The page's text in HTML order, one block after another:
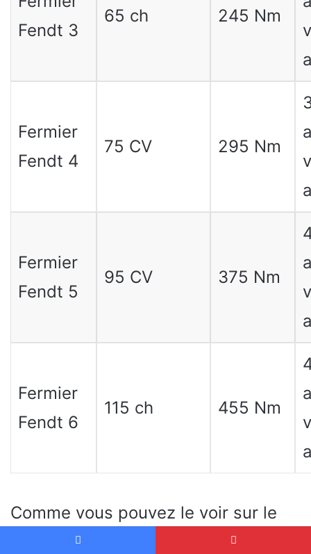
Fendt 3
65 ch 245 Nm
Fermier
Fendt 4
75 CV 295 Nm
Fermier
Fendt 5
95 CV 375 Nm
Fermier
Fendt 6
115 ch 455 Nm
Comme vous pouvez le voir sur le
tableau, le Fendt Farmer 2 offre des